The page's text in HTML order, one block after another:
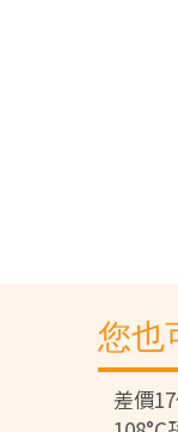
您也
差價